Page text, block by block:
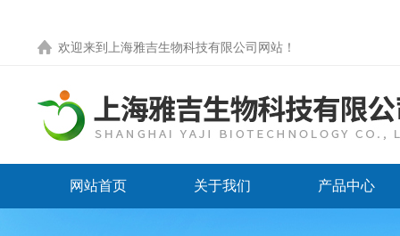
欢迎来到 上海雅吉生物科技有限公司网站 ！
网站首页 关于我们 产品中心